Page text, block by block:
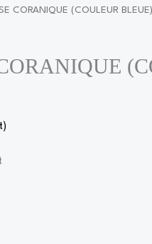
CORANIQUE (COULEUR BLEUE)